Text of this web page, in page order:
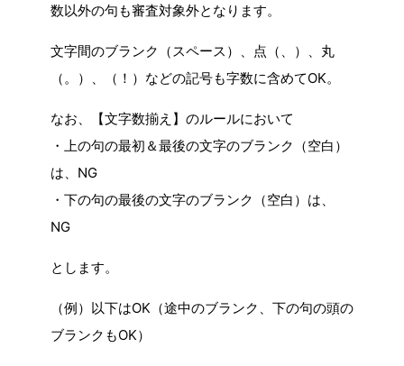
数以外の句も審査対象外となります。
文字間のブランク（スペース）、点（、）、丸
（。）、（！）などの記号も字数に含めてOK。
なお、【文字数揃え】のルールにおいて
・上の句の最初＆最後の文字のブランク（空白）
は、NG
・下の句の最後の文字のブランク（空白）は、
NG
とします。
（例）以下はOK（途中のブランク、下の句の頭の
ブランクもOK）